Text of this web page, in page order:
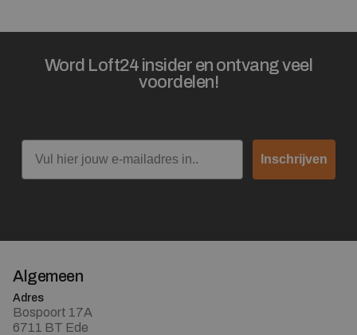
Word Loft24 insider en ontvang veel
voordelen!
Email
Inschrijven
Algemeen
Adres
Bospoort 17A
6711 BT Ede